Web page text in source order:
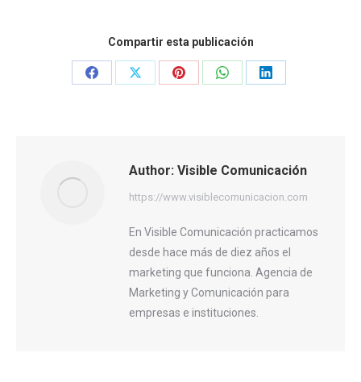
Compartir esta publicación
Share
Share
Share
Share
Share
Author: Visible Comunicación
https://www.visiblecomunicacion.com
En Visible Comunicación practicamos
desde hace más de diez años el
marketing que funciona. Agencia de
Marketing y Comunicación para
empresas e instituciones.